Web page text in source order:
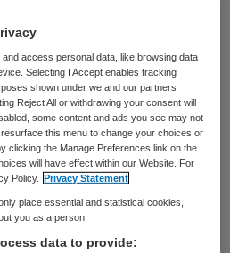
en Vlaanderen
tegenover elkaar – in
ondernemerschap in
vol ideeën en plannen.
dingen, wellicht met
daar ligt ook juist
mislukkingen worden
access personal data, like browsing data
Selecting I Accept enables tracking
shown under we and our partners
Reject All or withdrawing your consent will
some content and ads you see may not
this menu to change your choices or
clicking the Manage Preferences link on the
will have effect within our Website. For
Policy.
Privacy Statement
place essential and statistical cookies,
you as a person
data to provide: